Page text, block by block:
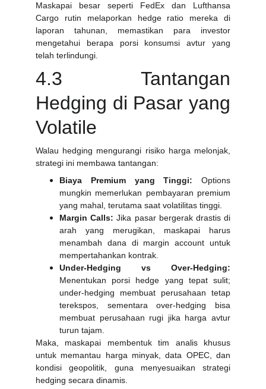
Maskapai besar seperti FedEx dan Lufthansa
Cargo rutin melaporkan hedge ratio mereka di
laporan tahunan, memastikan para investor
mengetahui berapa porsi konsumsi avtur yang
telah terlindungi.
4.3 Tantangan
Hedging di Pasar yang
Volatile
Walau hedging mengurangi risiko harga melonjak,
strategi ini membawa tantangan:
Biaya Premium yang Tinggi: Options
mungkin memerlukan pembayaran premium
yang mahal, terutama saat volatilitas tinggi.
Margin Calls: Jika pasar bergerak drastis di
arah yang merugikan, maskapai harus
menambah dana di margin account untuk
mempertahankan kontrak.
Under-Hedging vs Over-Hedging:
Menentukan porsi hedge yang tepat sulit;
under-hedging membuat perusahaan tetap
terekspos, sementara over-hedging bisa
membuat perusahaan rugi jika harga avtur
turun tajam.
Maka, maskapai membentuk tim analis khusus
untuk memantau harga minyak, data OPEC, dan
kondisi geopolitik, guna menyesuaikan strategi
hedging secara dinamis.